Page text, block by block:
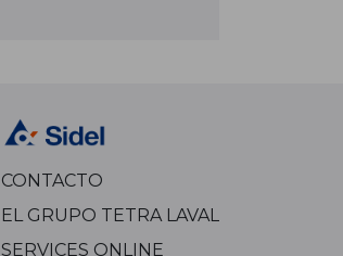
CONTACTO
EL GRUPO TETRA LAVAL
SERVICES ONLINE